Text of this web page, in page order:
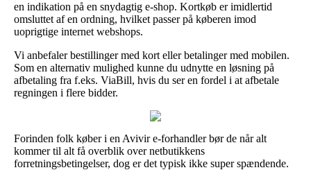
en indikation på en snydagtig e-shop. Kortkøb er imidlertid
omsluttet af en ordning, hvilket passer på køberen imod
uoprigtige internet webshops.
Vi anbefaler bestillinger med kort eller betalinger med mobilen.
Som en alternativ mulighed kunne du udnytte en løsning på
afbetaling fra f.eks. ViaBill, hvis du ser en fordel i at afbetale
regningen i flere bidder.
Forinden folk køber i en Avivir e-forhandler bør de når alt
kommer til alt få overblik over netbutikkens
forretningsbetingelser, dog er det typisk ikke super spændende.